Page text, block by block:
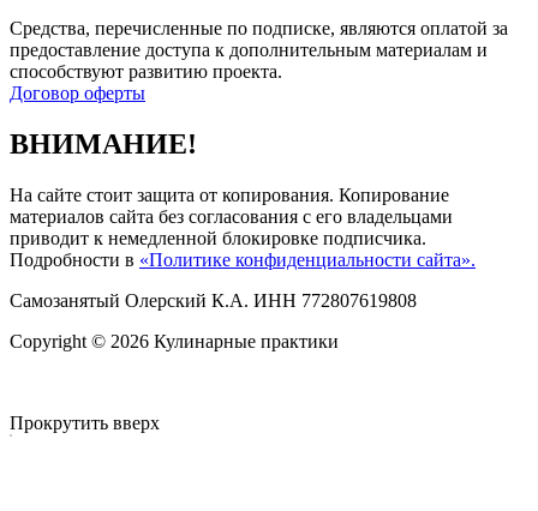
Средства, перечисленные по подписке, являются оплатой за
предоставление доступа к дополнительным материалам и
способствуют развитию проекта.
Договор оферты
ВНИМАНИЕ!
На сайте стоит защита от копирования. Копирование
материалов сайта без согласования с его владельцами
приводит к немедленной блокировке подписчика.
Подробности в «Политике конфиденциальности сайта».
Самозанятый Олерский К.А. ИНН 772807619808
Copyright © 2026 Кулинарные практики
Прокрутить вверх